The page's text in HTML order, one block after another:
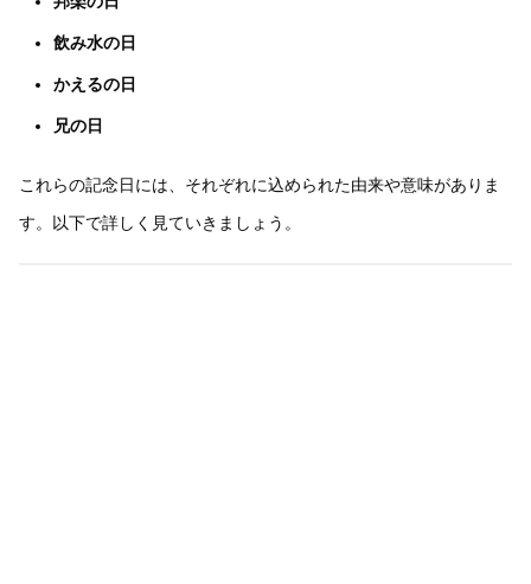
飲み水の日
かえるの日
兄の日
これらの記念日には、それぞれに込められた由来や意味がありま
す。以下で詳しく見ていきましょう。